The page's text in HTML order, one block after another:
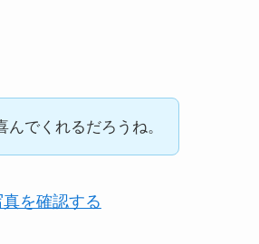
でくれるだろうね。
を確認する